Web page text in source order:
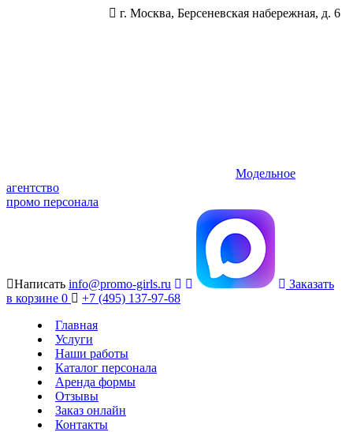
г. Москва, Берсеневская набережная, д. 6
Модельное
агентство
промо персонала
Написать info@promo-girls.ru
Заказать
в корзине 0
+7 (495) 137-97-68
Главная
Услуги
Наши работы
Каталог персонала
Аренда формы
Отзывы
Заказ онлайн
Контакты